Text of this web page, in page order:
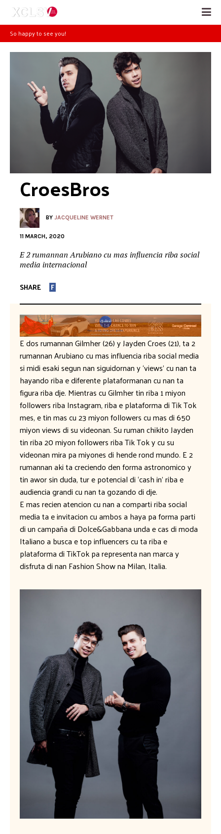
So happy to see you!
CroesBros
BY JACQUELINE WERNET
11 MARCH, 2020
E 2 rumannan Arubiano cu mas influencia riba social
media internacional
SHARE F
E dos rumannan Gilmher (26) y Jayden Croes (21), ta 2
rumannan Arubiano cu mas influencia riba social media
si midi esaki segun nan siguidornan y ‘views’ cu nan ta
hayando riba e diferente plataformanan cu nan ta
figura riba dje. Mientras cu Gilmher tin riba 1 miyon
followers riba Instagram, riba e plataforma di Tik Tok
mes, e tin mas cu 23 miyon followers cu mas di 650
miyon views di su videonan. Su ruman chikito Jayden
tin riba 20 miyon followers riba Tik Tok y cu su
videonan mira pa miyones di hende rond mundo. E 2
rumannan aki ta creciendo den forma astronomico y
tin awor sin duda, tur e potencial di ‘cash in’ riba e
audiencia grandi cu nan ta gozando di dje.
E mas recien atencion cu nan a comparti riba social
media ta e invitacion cu ambos a haya pa forma parti
di un campaña di Dolce&Gabbana unda e cas di moda
Italiano a busca e top influencers cu ta riba e
plataforma di TikTok pa representa nan marca y
disfruta di nan Fashion Show na Milan, Italia.